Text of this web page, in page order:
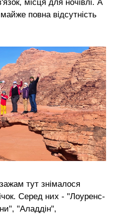
місця для ночівлі. А
повна відсутність
тут знімалося
Серед них - "Лоуренс-
"Аладдін",